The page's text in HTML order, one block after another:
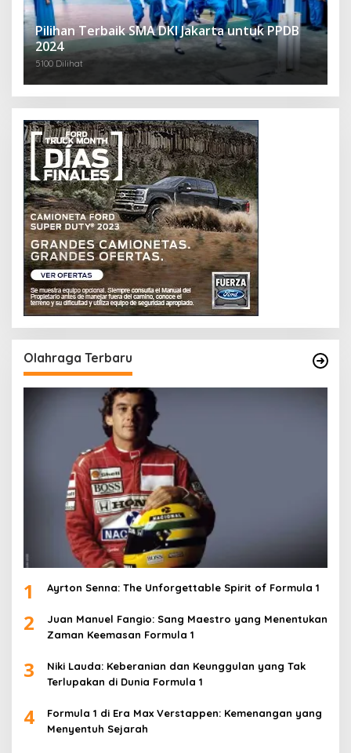
Pilihan Terbaik SMA DKI Jakarta untuk PPDB
2024
5100 Dilihat
Olahraga Terbaru
1 Ayrton Senna: The Unforgettable Spirit of Formula 1
2
Juan Manuel Fangio: Sang Maestro yang Menentukan
Zaman Keemasan Formula 1
3
Niki Lauda: Keberanian dan Keunggulan yang Tak
Terlupakan di Dunia Formula 1
4
Formula 1 di Era Max Verstappen: Kemenangan yang
Menyentuh Sejarah